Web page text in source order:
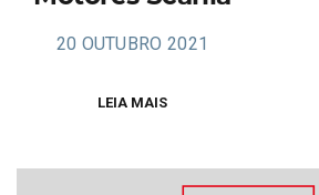
20 OUTUBRO 2021
LEIA MAIS